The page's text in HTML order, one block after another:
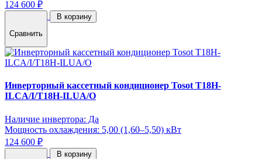
124 600 ₽
Сравнить
В корзину
Инверторный кассетный кондиционер Tosot T18H-
ILCA/I/T18H-ILUA/O
Наличие инвертора: Да
Мощность охлаждения: 5,00 (1,60–5,50) кВт
124 600 ₽
В корзину